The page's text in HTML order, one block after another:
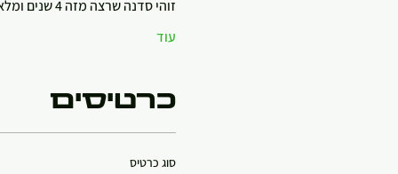
זוהי סדנה שרצה מזה 4 שנים ומלאה בהמלצות נהדרות.
עוד
כרטיסים
סוג כרטיס